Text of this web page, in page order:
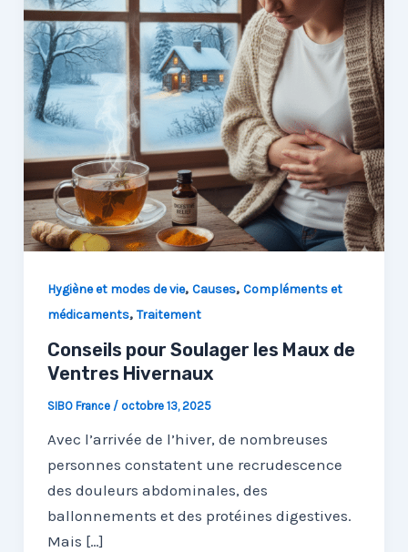
Hygiène et modes de vie, Causes, Compléments et
médicaments, Traitement
Conseils pour Soulager les Maux de
Ventres Hivernaux
SIBO France / octobre 13, 2025
Avec l’arrivée de l’hiver, de nombreuses
personnes constatent une recrudescence
des douleurs abdominales, des
ballonnements et des protéines digestives.
Mais […]